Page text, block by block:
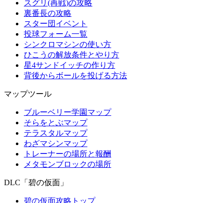
スグリ(再戦)の攻略
裏番長の攻略
スター団イベント
投球フォーム一覧
シンクロマシンの使い方
ひこうの解放条件とやり方
星4サンドイッチの作り方
背後からボールを投げる方法
マップツール
ブルーベリー学園マップ
そらをとぶマップ
テラスタルマップ
わざマシンマップ
トレーナーの場所と報酬
メタモンブロックの場所
DLC「碧の仮面」
碧の仮面攻略トップ